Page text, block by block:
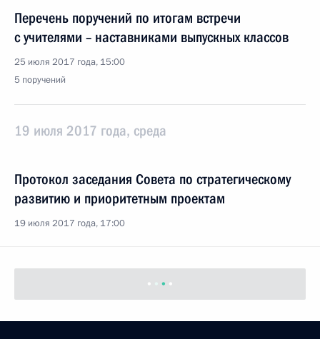
Перечень поручений по итогам встречи
с учителями – наставниками выпускных классов
25 июля 2017 года, 15:00
5 поручений
19 июля 2017 года, среда
Протокол заседания Совета по стратегическому
развитию и приоритетным проектам
19 июля 2017 года, 17:00